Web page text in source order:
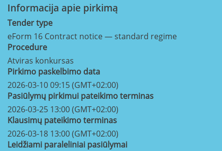
Informacija apie pirkimą
Tender type
eForm 16 Contract notice — standard regime
Procedure
Atviras konkursas
Pirkimo paskelbimo data
2026-03-10 09:15 (GMT+02:00)
Pasiūlymų pirkimui pateikimo terminas
2026-03-25 13:00 (GMT+02:00)
Klausimų pateikimo terminas
2026-03-18 13:00 (GMT+02:00)
Leidžiami paraleliniai pasiūlymai